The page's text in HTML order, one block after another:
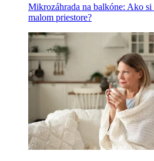
Mikrozáhrada na balkóne: Ako
malom priestore?